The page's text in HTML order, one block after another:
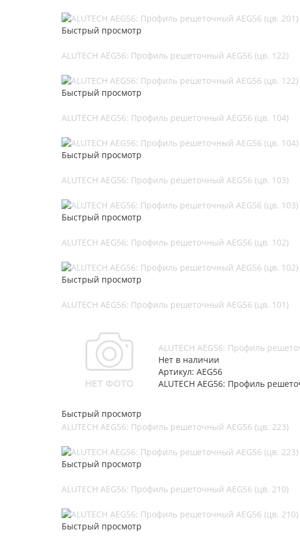
Быстрый просмотр
ALUTECH AEG56: Профиль решеточный AEG56 (цв. 122)
Быстрый просмотр
ALUTECH AEG56: Профиль решеточный AEG56 (цв. 104)
Быстрый просмотр
ALUTECH AEG56: Профиль решеточный AEG56 (цв. 103)
Быстрый просмотр
ALUTECH AEG56: Профиль решеточный AEG56 (цв. 102)
Быстрый просмотр
ALUTECH AEG56: Профиль решеточный AEG56 (цв. 101)
Быстрый просмотр
ALUTECH AEG56: Профиль
Нет в наличии
Артикул: AEG56
ALUTECH AEG56: Профиль
ALUTECH AEG56: Профиль решеточный AEG56 (цв. 223)
Быстрый просмотр
ALUTECH AEG56: Профиль решеточный AEG56 (цв. 210)
Быстрый просмотр